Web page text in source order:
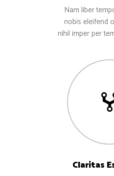
Nam liber
nobis eleifend
nihil imper per
Claritas